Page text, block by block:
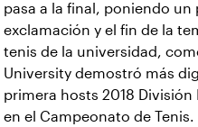
pasa a la final, poniendo un
exclamación y el fin de la
tenis de la universidad,
University demostró más
primera hosts 2018 División
en el Campeonato de Tenis.